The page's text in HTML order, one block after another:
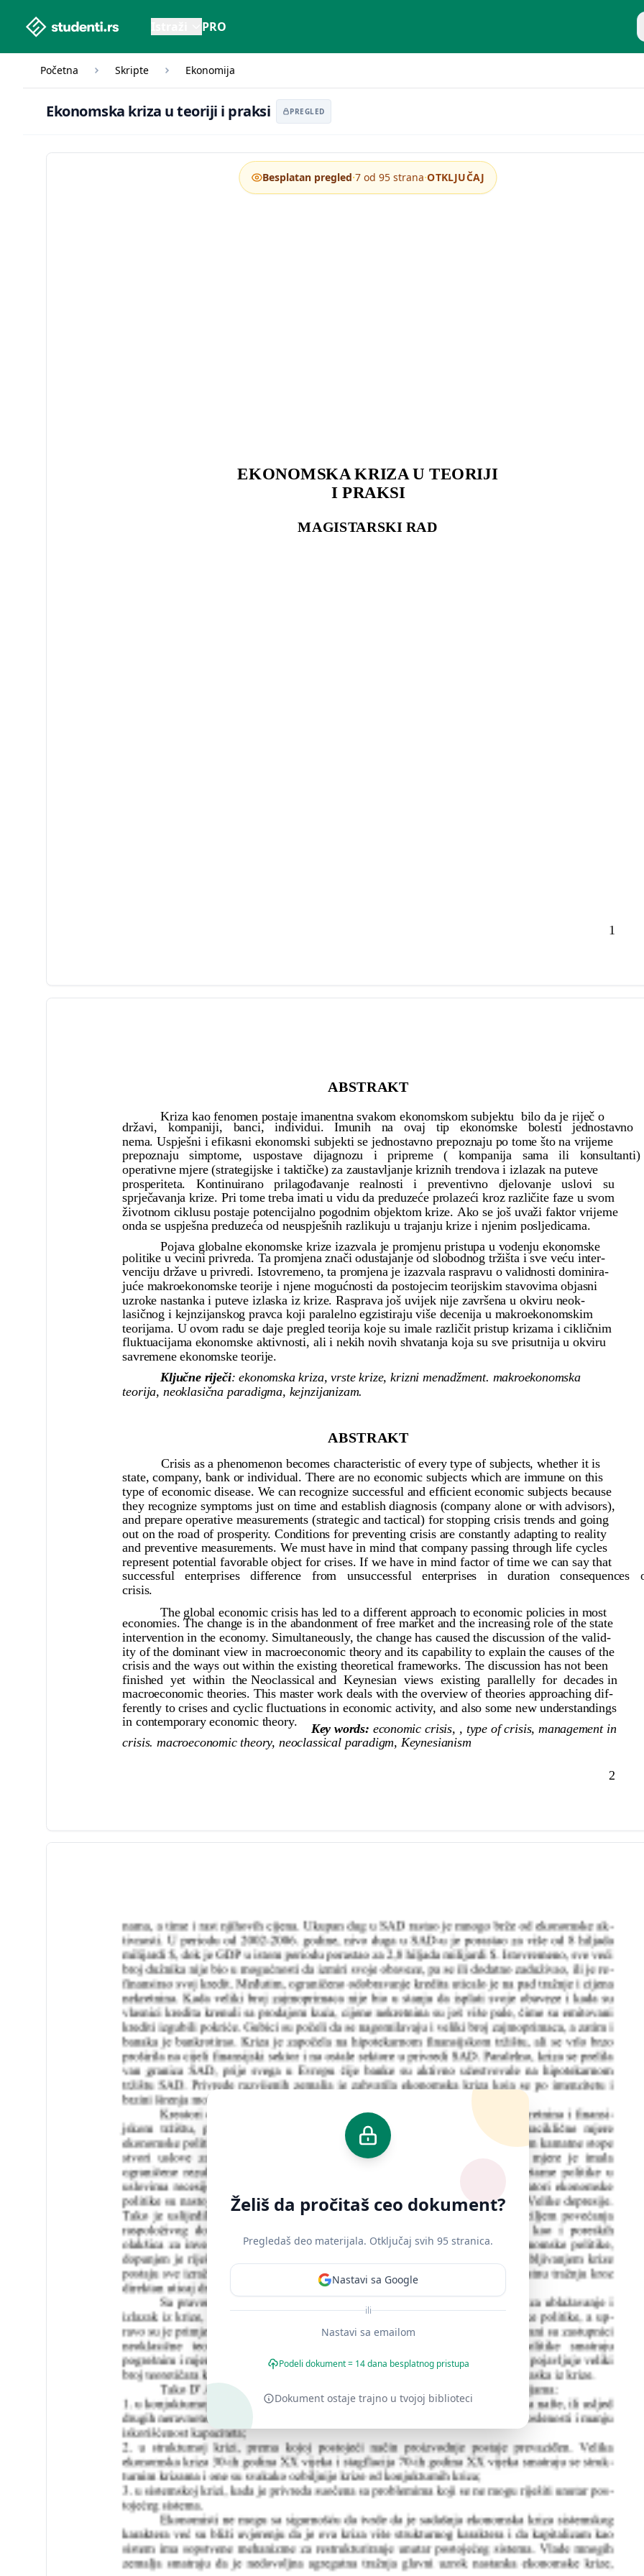
studenti.rs home page PRO
Početna Skripte Ekonomija
Ekonomska kriza u teoriji i praksi PREGLED
1
EKONOMSKA KRIZA U TEORIJI
I PRAKSI
MAGISTARSKI RAD
2
ABSTRAKT
Kriza kao fenomen postaje imanentna svakom ekonomskom subjektu bilo da je riječ o
državi, kompaniji, banci, individui. Imunih na ovaj tip ekonomske bolesti jednostavno
nema. Uspješni i efikasni ekonomski subjekti se jednostavno prepoznaju po tome što na vrijeme
prepoznaju simptome, uspostave dijagnozu i pripreme ( kompanija sama ili konsultanti)
operativne mjere (strategijske i taktičke) za zaustavljanje kriznih trendova i izlazak na puteve
prosperiteta. Kontinuirano prilagođavanje realnosti i preventivno djelovanje uslovi su
sprječavanja krize. Pri tome treba imati u vidu da preduzeće prolazeći kroz različite faze u svom
životnom ciklusu postaje potencijalno pogodnim objektom krize. Ako se još uvaži faktor vrijeme
onda se uspješna preduzeća od neuspješnih razlikuju u trajanju krize i njenim posljedicama.
Pojava globalne ekonomske krize izazvala je promjenu pristupa u vodenju ekonomske
politike u vecini privreda. Ta promjena znači odustajanje od slobodnog tržišta i sve veću inter-
venciju države u privredi. Istovremeno, ta promjena je izazvala raspravu o validnosti dominira-
juće makroekonomske teorije i njene mogućnosti da postojecim teorijskim stavovima objasni
uzroke nastanka i puteve izlaska iz krize. Rasprava još uvijek nije završena u okviru neok-
lasičnog i kejnzijanskog pravca koji paralelno egzistiraju više decenija u makroekonomskim
teorijama. U ovom radu se daje pregled teorija koje su imale različit pristup krizama i cikličnim
fluktuacijama ekonomske aktivnosti, ali i nekih novih shvatanja koja su sve prisutnija u okviru
savremene ekonomske teorije.
Ključne riječi: ekonomska kriza, vrste krize, krizni menadžment. makroekonomska
teorija, neoklasična paradigma, kejnzijanizam.
ABSTRAKT
Crisis as a phenomenon becomes characteristic of every type of subjects, whether it is
state, company, bank or individual. There are no economic subjects which are immune on this
type of economic disease. We can recognize successful and efficient economic subjects because
they recognize symptoms just on time and establish diagnosis (company alone or with advisors),
and prepare operative measurements (strategic and tactical) for stopping crisis trends and going
out on the road of prosperity. Conditions for preventing crisis are constantly adapting to reality
and preventive measurements. We must have in mind that company passing through life cycles
represent potential favorable object for crises. If we have in mind factor of time we can say that
successful enterprises difference from unsuccessful enterprises in duration consequences
crisis.
The global economic crisis has led to a different approach to economic policies in most
economies. The change is in the abandonment of free market and the increasing role of the state
intervention in the economy. Simultaneously, the change has caused the discussion of the valid-
ity of the dominant view in macroeconomic theory and its capability to explain the causes of the
crisis and the ways out within the existing theoretical frameworks. The discussion has not been
finished yet within the Neoclassical and Keynesian views existing parallelly for decades in
macroeconomic theories. This master work deals with the overview of theories approaching dif-
ferently to crises and cyclic fluctuations in economic activity, and also some new understandings
in contemporary economic theory. Key words: economic crisis, , type of crisis, management in
crisis. macroeconomic theory, neoclassical paradigm, Keynesianism
Želiš da pročitaš ceo dokument?
Pregledaš deo materijala. Otključaj svih 95 stranica.
Nastavi sa Google
ili
Nastavi sa emailom
Podeli dokument = 14 dana besplatnog pristupa
Dokument ostaje trajno u tvojoj biblioteci
Besplatan pregled·7 od 95 strana·OTKLJUČAJ